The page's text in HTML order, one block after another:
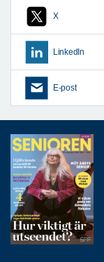
X
LinkedIn
E-post